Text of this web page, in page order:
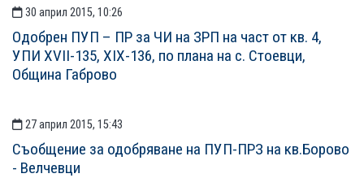
30 април 2015, 10:26
Одобрен ПУП – ПР за ЧИ на ЗРП на част от кв. 4,
УПИ ХVІІ-135, ХІХ-136, по плана на с. Стоевци,
Община Габрово
27 април 2015, 15:43
Съобщение за одобряване на ПУП-ПРЗ на кв.Борово
- Велчевци